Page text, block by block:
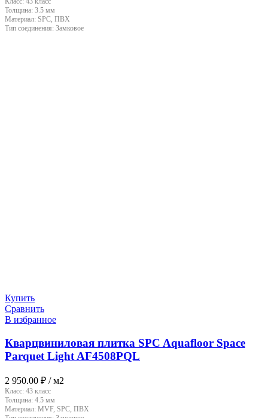
Толщина: 3.5 мм
Материал: SPC, ПВХ
Тип соединения: Замковое
Купить
Сравнить
В избранное
Кварцвиниловая плитка SPC Aquafloor Space
Parquet Light AF4508PQL
2 950.00 ₽ / м2
Класс: 43 класс
Толщина: 4.5 мм
Материал: MVF, SPC, ПВХ